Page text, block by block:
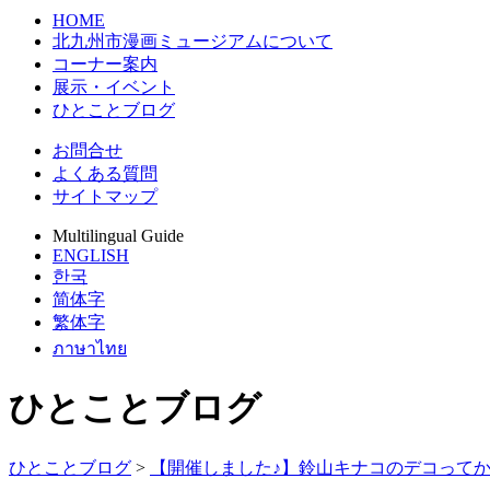
HOME
北九州市漫画ミュージアムについて
コーナー案内
展示・イベント
ひとことブログ
お問合せ
よくある質問
サイトマップ
Multilingual Guide
ENGLISH
한국
简体字
繁体字
ภาษาไทย
ひとことブログ
ひとことブログ > 【開催しました♪】鈴山キナコのデコって